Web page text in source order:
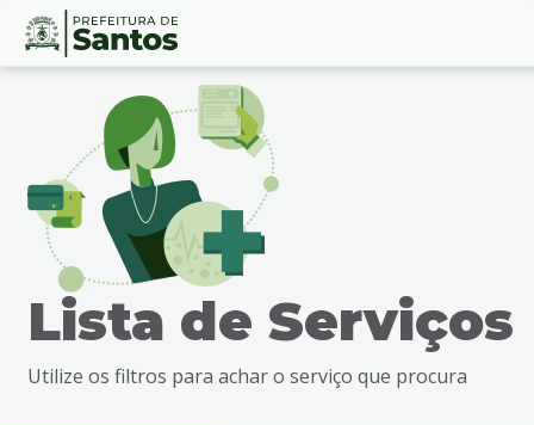
Ir
busca
Conteúdo
Lista de Serviços
Utilize os filtros para achar o serviço que procura